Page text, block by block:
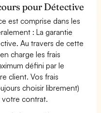
pour Détective
est comprise dans les
: La garantie
Au travers de cette
charge les frais
défini par le
client. Vos frais
choisir librement)
votre contrat.